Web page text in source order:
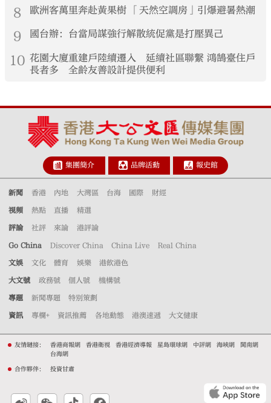
8 歐洲客萬里奔赴黃果樹 「天然空調房」引爆避暑熱潮
9 國台辦：台當局謀強行解散統促黨是打壓異己
10 花園大廈重建戶陸續遷入 延續社區聯繫 鴻鵠臺住戶
長者多 全齡友善設計提供便利
集團簡介 品牌活動 報史館
新聞 香港 內地 大灣區 台海 國際 財經
視頻 熱點 直播 精選
評論 社評 來論 港評論
Go China Discover China China Live Real China
文娛 文化 體育 娛樂 港飲港色
大文號 政務號 個人號 機構號
專題 新聞專題 特別策劃
資訊 專欄+ 資訊推薦 各地動態 港澳速遞 大文健康
友情鏈接： 香港商報網 香港衛視 香港經濟導報 星島環球網 中評網 海峽網
閩南網
台海網
合作夥伴： 投資甘肅